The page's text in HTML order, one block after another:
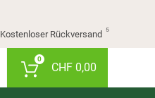
Kostenloser Rückversand ⁵
0
CHF0,00